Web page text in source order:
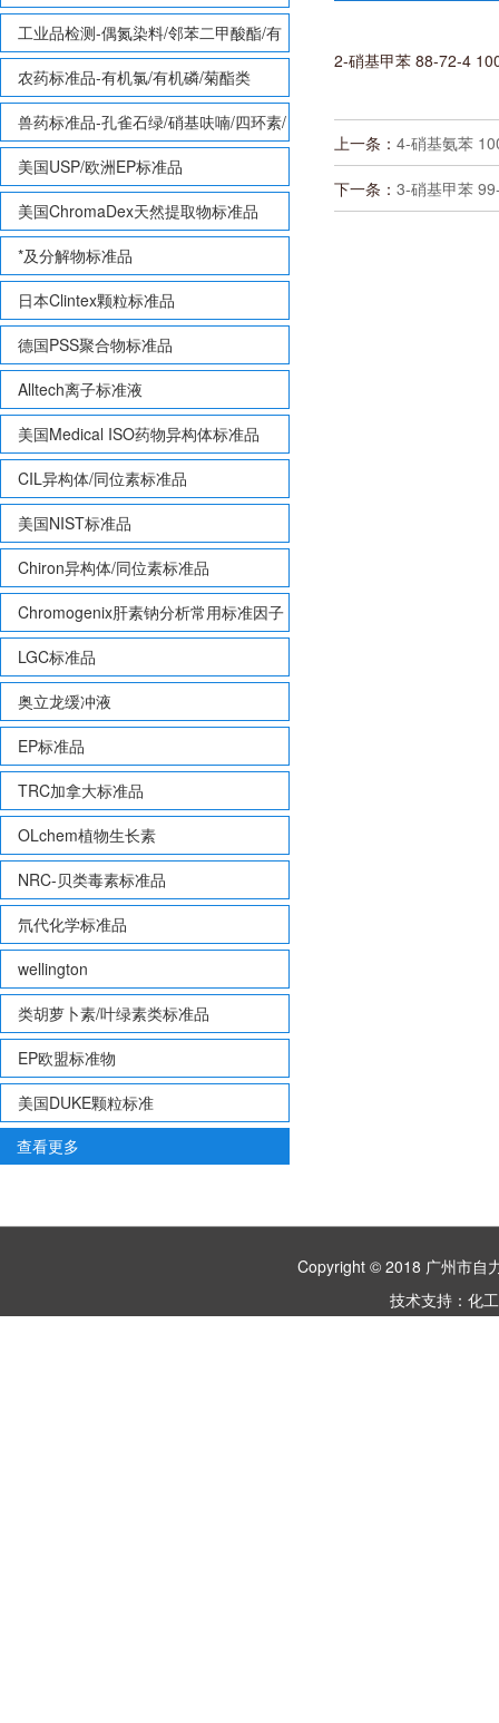
酸甲酯等
工业品检测-偶氮染料/邻苯二甲酸酯/有
机锡/多溴联苯/多溴联苯醚/多氯联苯
农药标准品-有机氯/有机磷/菊酯类
兽药标准品-孔雀石绿/硝基呋喃/四环素/
磺胺等
美国USP/欧洲EP标准品
美国ChromaDex天然提取物标准品
*及分解物标准品
日本Clintex颗粒标准品
德国PSS聚合物标准品
Alltech离子标准液
美国Medical ISO药物异构体标准品
CIL异构体/同位素标准品
美国NIST标准品
Chiron异构体/同位素标准品
Chromogenix肝素钠分析常用标准因子
LGC标准品
奥立龙缓冲液
EP标准品
TRC加拿大标准品
OLchem植物生长素
NRC-贝类毒素标准品
氘代化学标准品
wellington
类胡萝卜素/叶绿素类标准品
EP欧盟标准物
美国DUKE颗粒标准
查看更多
2-硝基甲苯 88-72-4
上一条： 4-硝基氨苯
下一条： 3-硝基甲苯
Copyright © 2018 广州市
技术支持： 化